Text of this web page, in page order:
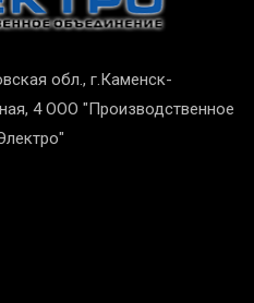
обл., г.Каменск-
4 ООО "Производственное